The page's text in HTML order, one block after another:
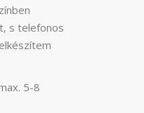
s telefonos
5-8